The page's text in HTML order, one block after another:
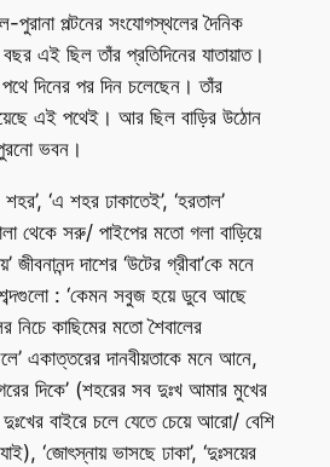
পুরানা পল্টনের সংযোগস্থলের দৈনিক
এই ছিল তাঁর প্রতিদিনের যাতায়াত।
দিনের পর দিন চলেছেন। তাঁর
এই পথেই। আর ছিল বাড়ির উঠোন
পুরনো ভবন।
‘এ শহর ঢাকাতেই’, ‘হরতাল’
থেকে সরু/ পাইপের মতো গলা বাড়িয়ে
দাশের ‘উটের গ্রীবা’কে মনে
: ‘কেমন সবুজ হয়ে ডুবে আছে
নিচে কাছিমের মতো শৈবালের
একাত্তরের দানবীয়তাকে মনে আনে,
দিকে’ (শহরের সব দুঃখ আমার মুখের
বাইরে চলে যেতে চেয়ে আরো/ বেশি
‘জোৎস্নায় ভাসছে ঢাকা’, ‘দুঃসয়ের